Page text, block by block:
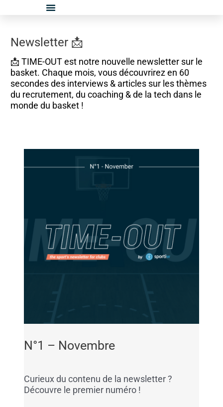
Newsletter 📩
📩 TIME-OUT est notre nouvelle newsletter sur le
basket. Chaque mois, vous découvrirez en 60
secondes des interviews & articles sur les thèmes
du recrutement, du coaching & de la tech dans le
monde du basket !
N°1 – Novembre
Curieux du contenu de la newsletter ?
Découvre le premier numéro !